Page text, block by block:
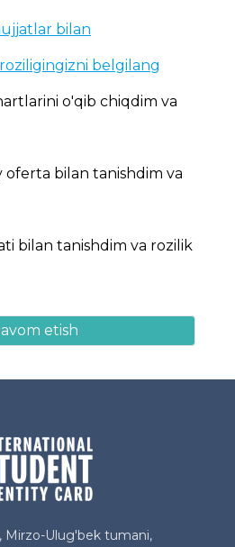
bilan
belgilang
o'qib chiqdim va
oferta bilan tanishdim va
bilan tanishdim va rozilik
etish
Mirzo-Ulug'bek tumani,